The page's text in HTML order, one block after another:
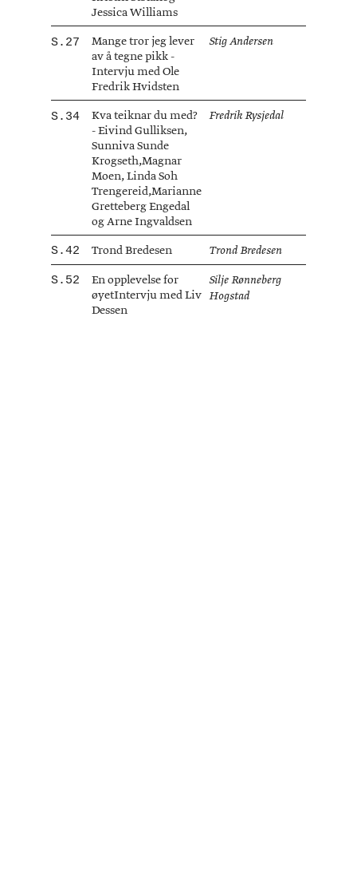
Jessica Williams
27
Mange tror jeg lever
av å tegne pikk -
Intervju med Ole
Fredrik Hvidsten
Stig Andersen
34
Kva teiknar du med?
- Eivind Gulliksen,
Sunniva Sunde
Krogseth,Magnar
Moen, Linda Soh
Trengereid,Marianne
Gretteberg Engedal
og Arne Ingvaldsen
Fredrik Rysjedal
42 Trond Bredesen Trond Bredesen
52
En opplevelse for
øyetIntervju med Liv
Dessen
Silje Rønneberg
Hogstad